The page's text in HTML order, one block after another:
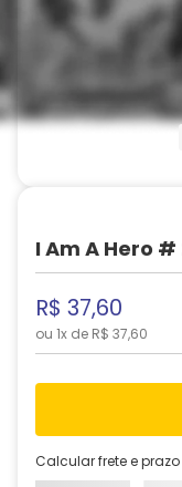
I Am A Hero #
R$ 37,60
ou 1x de R$ 37,60
Calcular frete e